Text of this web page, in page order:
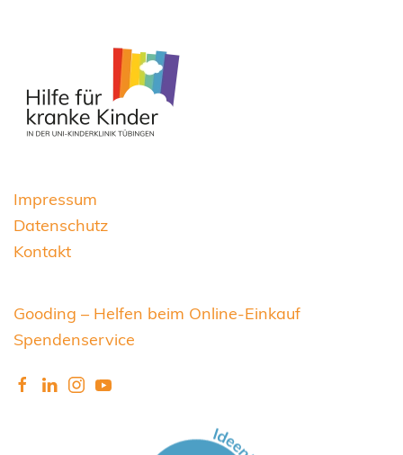
Impressum
Datenschutz
Kontakt
Gooding – Helfen beim Online-Einkauf
Spendenservice